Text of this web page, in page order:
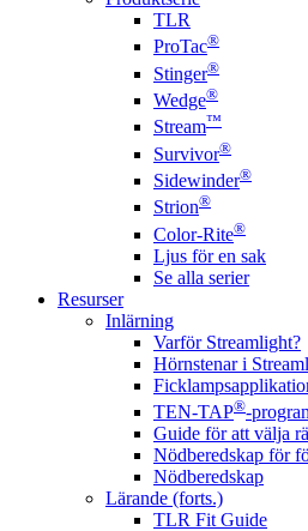
TLR
ProTac®
Stinger®
Wedge®
Stream™
Survivor®
Sidewinder®
Strion®
Color-Rite®
Ljus för en sak
Se alla serier
Resurser
Inlärning
Varför Streamlight?
Hörnstenar i
TEN-TAP®-
Guide för att välja
Nödberedskap för
Nödberedskap
Lärande (forts.)
TLR Fit Guide